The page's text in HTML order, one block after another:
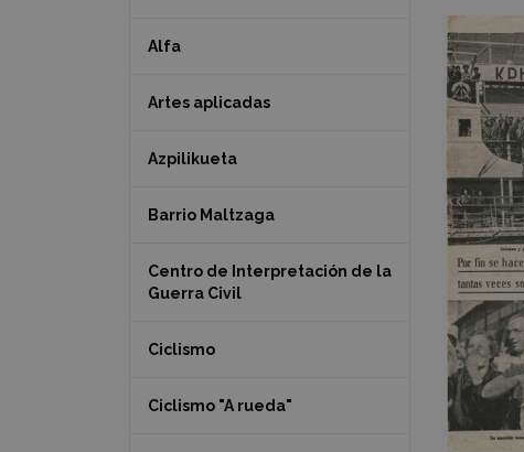
Alfa
Artes aplicadas
Azpilikueta
Barrio Maltzaga
Centro de Interpretación de la
Guerra Civil
Ciclismo
Ciclismo "A rueda"